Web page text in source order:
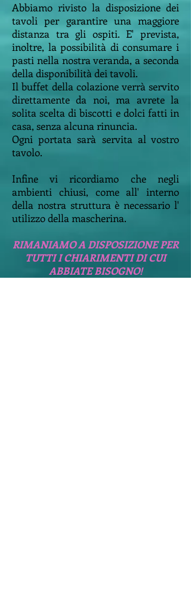
Abbiamo rivisto la disposizione dei
tavoli per garantire una maggiore
distanza tra gli ospiti. E' prevista,
inoltre, la possibilità di consumare i
pasti nella nostra veranda, a seconda
della disponibilità dei tavoli.
Il buffet della colazione verrà servito
direttamente da noi, ma avrete la
solita scelta di biscotti e dolci fatti in
casa, senza alcuna rinuncia.
Ogni portata sarà servita al vostro
tavolo.
Infine vi ricordiamo che negli
ambienti chiusi, come all' interno
della nostra struttura è necessario l'
utilizzo della mascherina.
RIMANIAMO A DISPOSIZIONE PER
TUTTI I CHIARIMENTI DI CUI
ABBIATE BISOGNO!